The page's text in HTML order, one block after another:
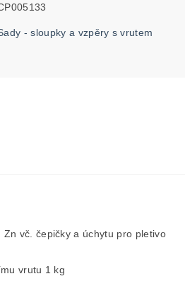
- sloupky a vzpěry s vrutem
Zn vč. čepičky a úchytu pro pletivo
vrutu 1 kg